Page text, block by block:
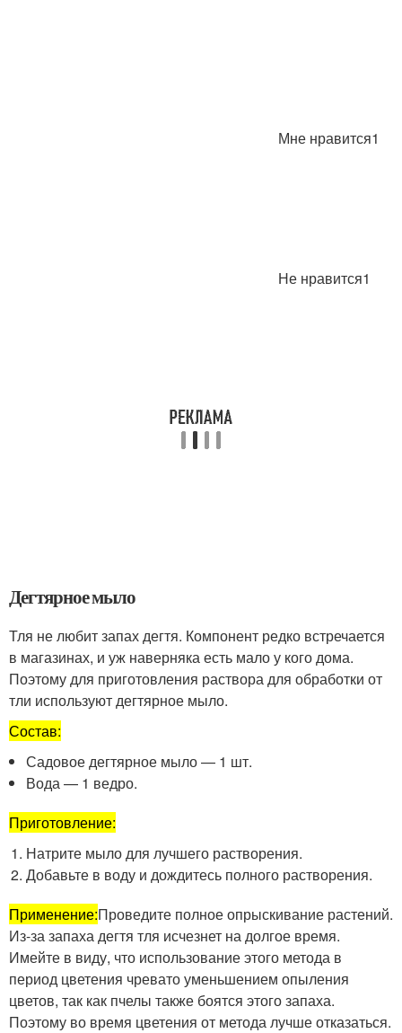
Мне нравится1
Не нравится1
Дегтярное мыло
Тля не любит запах дегтя. Компонент редко встречается
в магазинах, и уж наверняка есть мало у кого дома.
Поэтому для приготовления раствора для обработки от
тли используют дегтярное мыло.
Состав:
Садовое дегтярное мыло — 1 шт.
Вода — 1 ведро.
Приготовление:
Натрите мыло для лучшего растворения.
Добавьте в воду и дождитесь полного растворения.
Применение:Проведите полное опрыскивание растений.
Из-за запаха дегтя тля исчезнет на долгое время.
Имейте в виду, что использование этого метода в
период цветения чревато уменьшением опыления
цветов, так как пчелы также боятся этого запаха.
Поэтому во время цветения от метода лучше отказаться.